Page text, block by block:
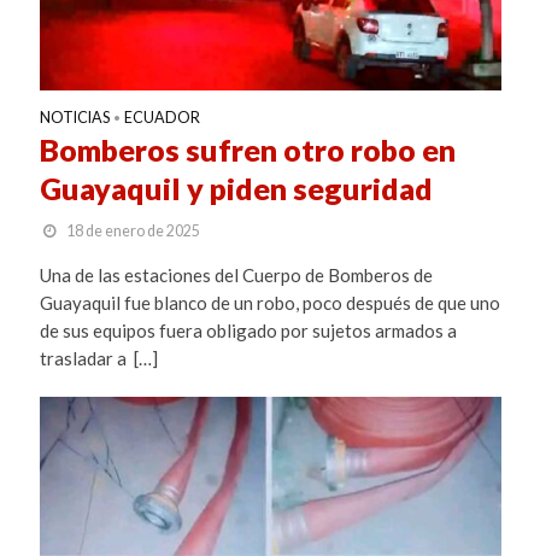
NOTICIAS • ECUADOR
Bomberos sufren otro robo en
Guayaquil y piden seguridad
18 de enero de 2025
Una de las estaciones del Cuerpo de Bomberos de
Guayaquil fue blanco de un robo, poco después de que uno
de sus equipos fuera obligado por sujetos armados a
trasladar a […]